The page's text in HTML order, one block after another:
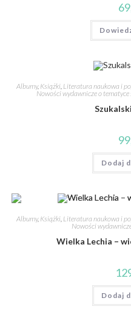
Albumy, Książki, Literatura naukowa i
Nowości wydawnicze o tematyce
Dodaj
Albumy, Książki, Literatura naukowa i
Nowości
Wielka Lechia –
Dodaj